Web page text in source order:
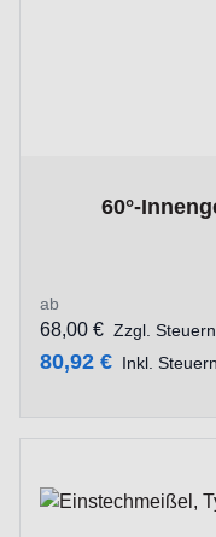
60°-
ab
80,92 € Inkl. Steuern
68,00 € Zzgl. Steuern